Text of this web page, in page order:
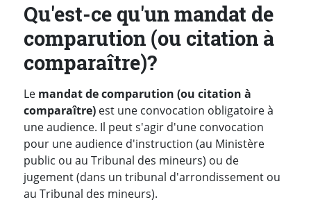
Qu'est-ce qu'un mandat de
comparution (ou citation à
comparaître)?
Le mandat de comparution (ou citation à
comparaître) est une convocation obligatoire à
une audience. Il peut s'agir d'une convocation
pour une audience d'instruction (au Ministère
public ou au Tribunal des mineurs) ou de
jugement (dans un tribunal d'arrondissement ou
au Tribunal des mineurs).